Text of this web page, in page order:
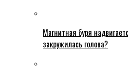
Магнитная буря
закружилась голова?